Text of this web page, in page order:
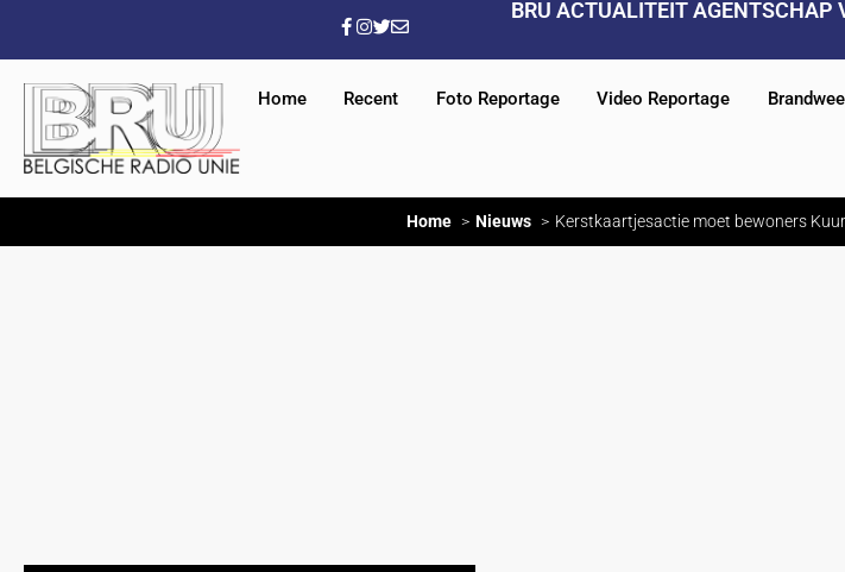
BRU ACTUALITEIT AGENTSCHAP
Home Recent Foto Reportage Video Reportage
Home Nieuws Kerstkaartjesactie moet bewoners